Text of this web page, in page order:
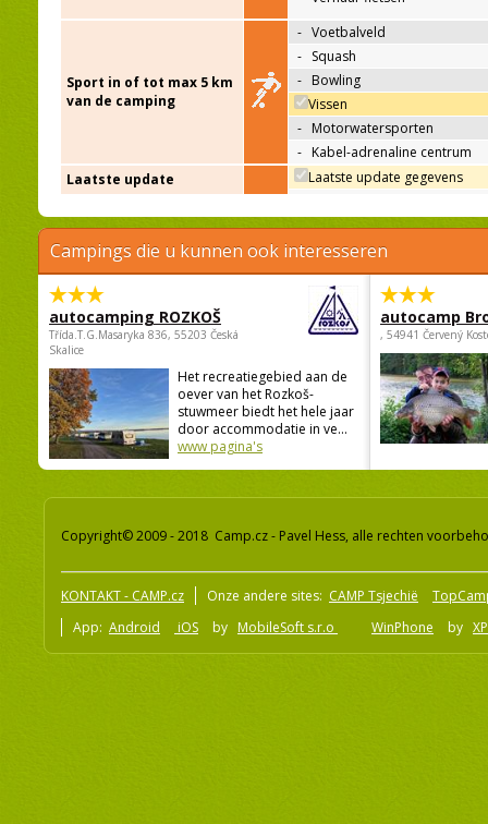
Sport in of tot max 5 km
van de camping
- Voetbalveld
- Squash
- Bowling
Vissen
- Motorwatersporten
- Kabel-adrenaline centrum
Laatste update
Laatste update gegevens
Campings die u kunnen ook interesseren
autocamping ROZKOŠ
Třída.T.G.Masaryka 836, 55203 Česká
Skalice
Het recreatiegebied aan de
oever van het Rozkoš-
stuwmeer biedt het hele jaar
door accommodatie in ve...
www pagina's
autocamp
, 54941 Červený
Copyright© 2009 - 2018 Camp.cz - Pavel Hess, alle rechten
KONTAKT - CAMP.cz Onze andere sites: CAMP Tsjechië
App: Android iOS by MobileSoft s.r.o WinPhone by